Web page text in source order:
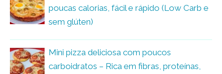
poucas calorias, fácil e rápido (Low Carb e
sem glúten)
Mini pizza deliciosa com poucos
carboidratos – Rica em fibras, proteínas,